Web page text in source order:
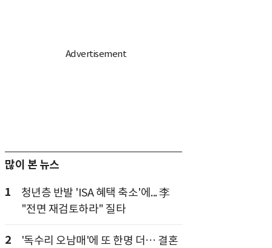
많이 본 뉴스
1
청년층 반발 'ISA 혜택 축소'에... 李
"전면 재검토하라" 질타
2
'독수리 오남매'에 또 한명 더… 결혼